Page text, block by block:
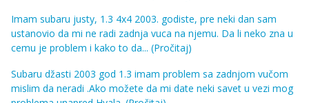
Imam subaru justy, 1.3 4x4 2003. godiste, pre neki dan sam
ustanovio da mi ne radi zadnja vuca na njemu. Da li neko zna u
cemu je problem i kako to da... (Pročitaj)
Subaru džasti 2003 god 1.3 imam problem sa zadnjom vučom
mislim da neradi .Ako možete da mi date neki savet u vezi mog